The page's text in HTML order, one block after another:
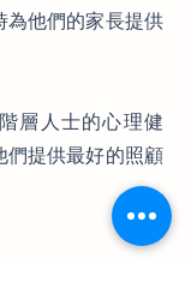
為他們的家長提供
層人士的心理健
們提供最好的照顧